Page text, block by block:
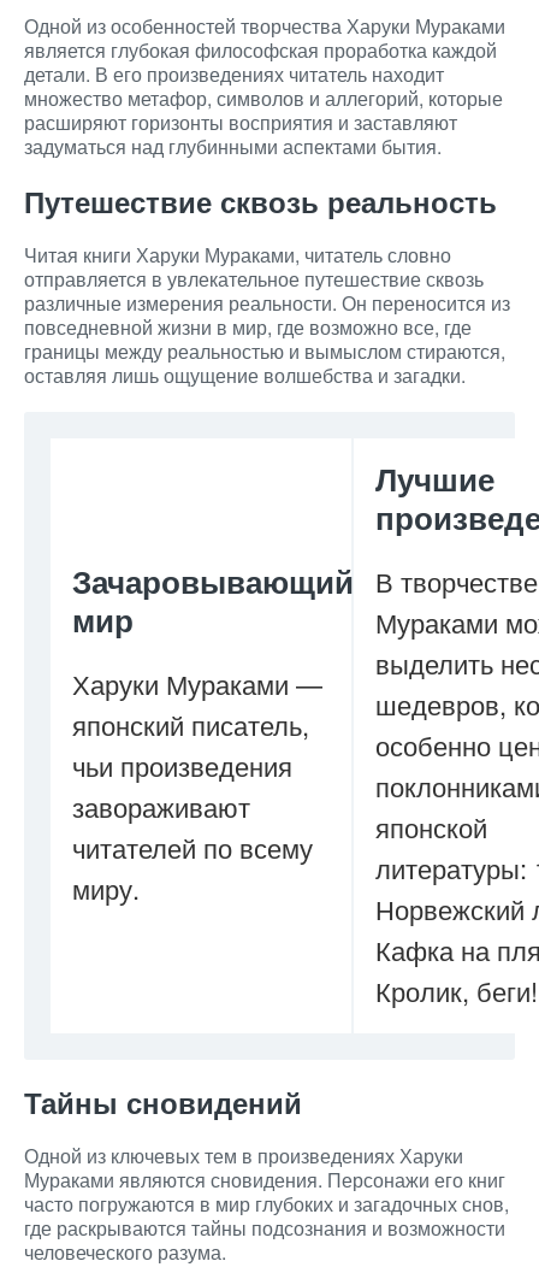
Одной из особенностей творчества Харуки Мураками
является глубокая философская проработка каждой
детали. В его произведениях читатель находит
множество метафор, символов и аллегорий, которые
расширяют горизонты восприятия и заставляют
задуматься над глубинными аспектами бытия.
Путешествие сквозь реальность
Читая книги Харуки Мураками, читатель словно
отправляется в увлекательное путешествие сквозь
различные измерения реальности. Он переносится из
повседневной жизни в мир, где возможно все, где
границы между реальностью и вымыслом стираются,
оставляя лишь ощущение волшебства и загадки.
Зачаровывающий
мир
Харуки Мураками —
японский писатель,
чьи произведения
завораживают
читателей по всему
миру.
Лучшие
В творчестве
Мураками
выделить
шедевров,
особенно
японской
литературы:
Норвежский
Кафка на
Кролик, беги!
Тайны сновидений
Одной из ключевых тем в произведениях Харуки
Мураками являются сновидения. Персонажи его книг
часто погружаются в мир глубоких и загадочных снов,
где раскрываются тайны подсознания и возможности
человеческого разума.